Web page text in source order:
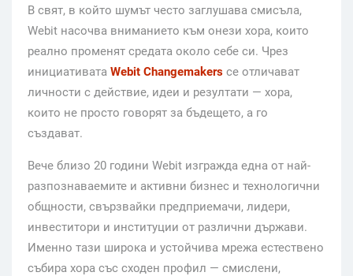
В свят, в който шумът често заглушава смисъла,
Webit насочва вниманието към онези хора, които
реално променят средата около себе си. Чрез
инициативата Webit Changemakers се отличават
личности с действие, идеи и резултати — хора,
които не просто говорят за бъдещето, а го
създават.
Вече близо 20 години Webit изгражда една от най-
разпознаваемите и активни бизнес и технологични
общности, свързвайки предприемачи, лидери,
инвеститори и институции от различни държави.
Именно тази широка и устойчива мрежа естествено
събира хора със сходен профил — смислени,